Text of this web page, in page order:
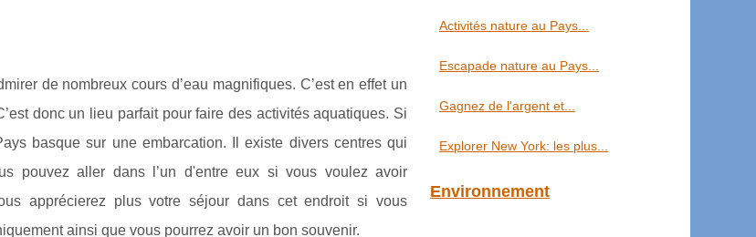
de nombreux cours d’eau magnifiques. C’est en effet un
donc un lieu parfait pour faire des activités aquatiques. Si
basque sur une embarcation. Il existe divers centres qui
pouvez aller dans l’un d'entre eux si vous voulez avoir
apprécierez plus votre séjour dans cet endroit si vous
ainsi que vous pourrez avoir un bon souvenir.
Activités nature au Pays...
Escapade nature au Pays...
Gagnez de l'argent et...
Explorer New York: les plus...
Environnement